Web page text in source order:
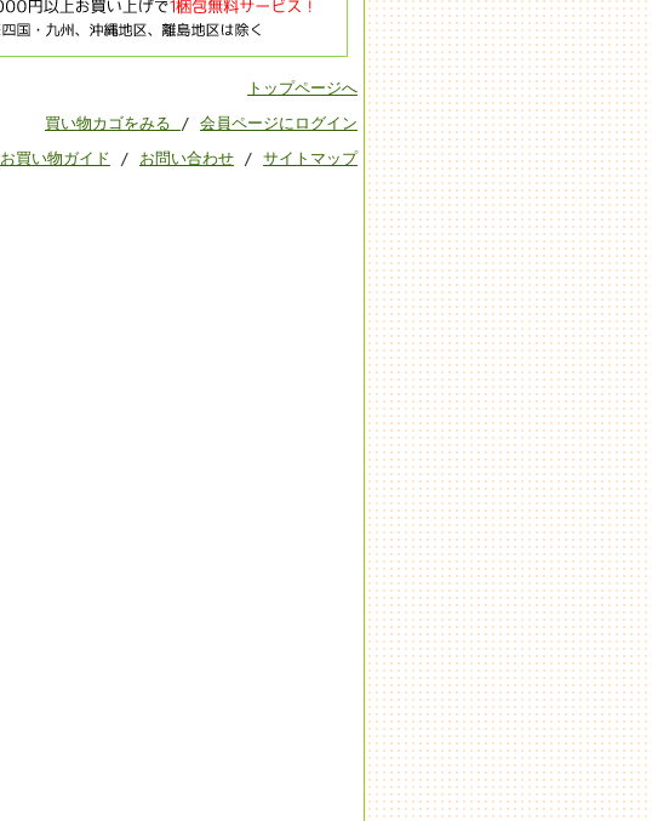
トップページへ
買い物カゴをみる / 会員ページにログイン
お買い物ガイド / お問い合わせ / サイトマップ